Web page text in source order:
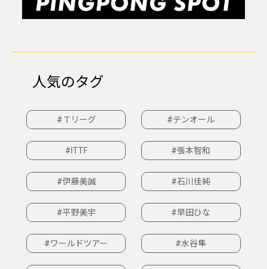
人気のタグ
#Ｔリーグ #テンオール
#ITTF #張本智和
#伊藤美誠 #石川佳純
#平野美宇 #早田ひな
#ワールドツアー #水谷隼